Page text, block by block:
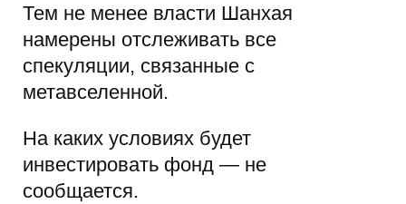
Тем не менее власти Шанхая
намерены отслеживать все
спекуляции, связанные с
метавселенной.
На каких условиях будет
инвестировать фонд — не
сообщается.